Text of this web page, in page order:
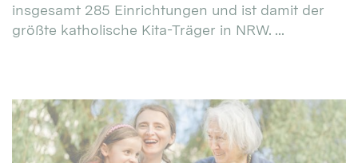
insgesamt 285 Einrichtungen und ist damit der
größte katholische Kita-Träger in NRW. ...